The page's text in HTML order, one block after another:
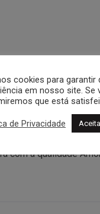
e nota fiscal.
brancas
com a qualidade
cookies para
em nosso site.
que está
de Privacidade